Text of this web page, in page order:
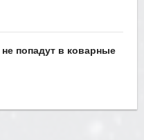
попадут в коварные